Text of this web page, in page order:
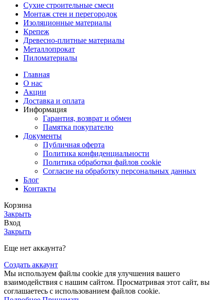
Сухие строительные смеси
Монтаж стен и перегородок
Изоляционные материалы
Крепеж
Древесно-плитные материалы
Металлопрокат
Пиломатериалы
Главная
О нас
Акции
Доставка и оплата
Информация
Гарантия, возврат и обмен
Памятка покупателю
Документы
Публичная оферта
Политика конфиденциальности
Политика обработки файлов cookie
Согласие на обработку персональных данных
Блог
Контакты
Корзина
Закрыть
Вход
Закрыть
Еще нет аккаунта?
Создать аккаунт
Мы используем файлы cookie для улучшения вашего
взаимодействия с нашим сайтом. Просматривая этот сайт, вы
соглашаетесь с использованием файлов cookie.